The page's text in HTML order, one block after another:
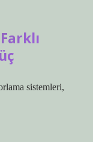
sistemleri,